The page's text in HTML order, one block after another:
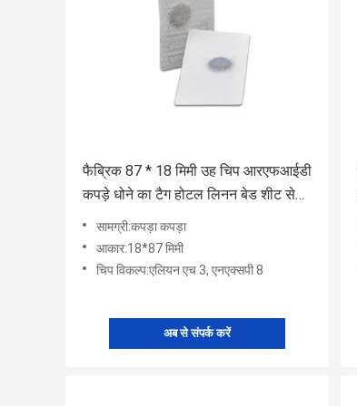
फैब्रिक 87 * 18 मिमी उह चिप आरएफआईडी
कपड़े धोने का टैग होटल लिनन बेड शीट सेट
प्रबंधन के लिए
सामग्री:कपड़ा कपड़ा
आकार:18*87 मिमी
चिप विकल्प:एलियन एच 3, एनएक्सपी 8
अब से संपर्क करें